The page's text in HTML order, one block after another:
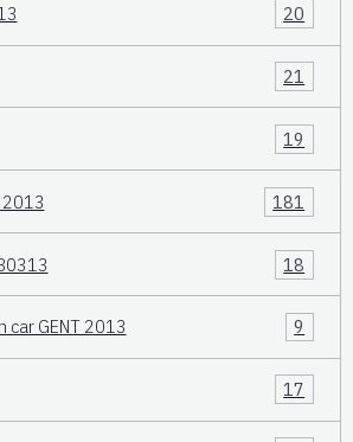
20
21
19
2013 181
18
car GENT 2013 9
17